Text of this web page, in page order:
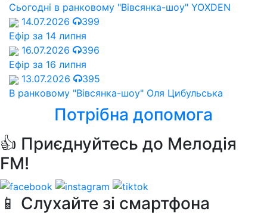
Сьогодні в ранковому "Вівсянка-шоу" YOXDEN
14.07.2026
399
Ефір за 14 липня
16.07.2026
396
Ефір за 16 липня
13.07.2026
395
В ранковому "Вівсянка-шоу" Оля Цибульська
Потрібна допомога
👍 Приєднуйтесь до Мелодія
FM!
📱 Слухайте зі смартфона